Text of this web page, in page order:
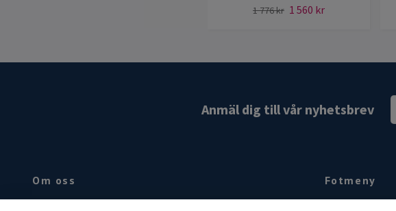
1 776 kr 1 560 kr
Anmäl dig till vår nyhetsbrev
Om oss Fotmeny